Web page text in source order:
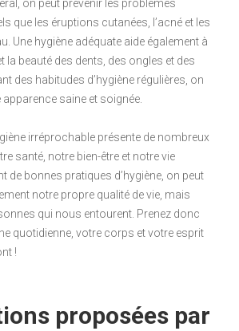
on peut prévenir les problèmes
que les éruptions cutanées, l’acné et les
Une hygiène adéquate aide également à
la beauté des dents, des ongles et des
des habitudes d’hygiène régulières, on
saine et soignée.
irréprochable présente de nombreux
santé, notre bien-être et notre vie
de bonnes pratiques d’hygiène, on peut
notre propre qualité de vie, mais
qui nous entourent. Prenez donc
quotidienne, votre corps et votre esprit
!
proposées par